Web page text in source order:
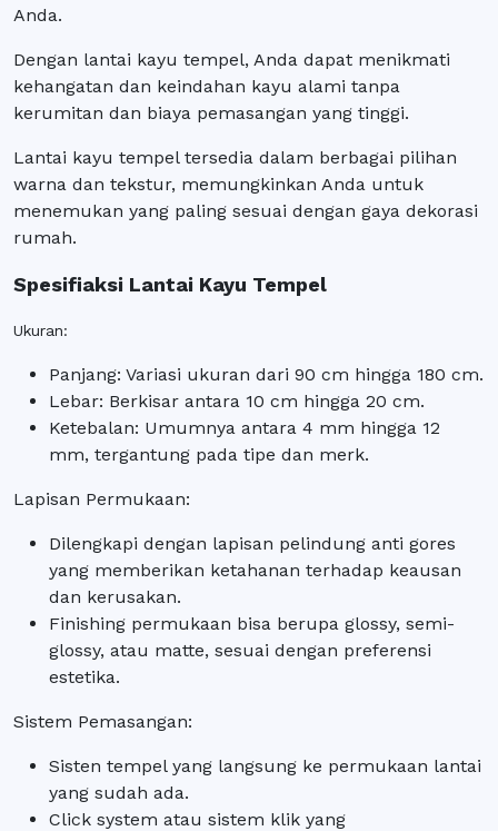
Anda.
Dengan lantai kayu tempel, Anda dapat menikmati
kehangatan dan keindahan kayu alami tanpa
kerumitan dan biaya pemasangan yang tinggi.
Lantai kayu tempel tersedia dalam berbagai pilihan
warna dan tekstur, memungkinkan Anda untuk
menemukan yang paling sesuai dengan gaya dekorasi
rumah.
Spesifiaksi Lantai Kayu Tempel
Ukuran:
Panjang: Variasi ukuran dari 90 cm hingga 180 cm.
Lebar: Berkisar antara 10 cm hingga 20 cm.
Ketebalan: Umumnya antara 4 mm hingga 12
mm, tergantung pada tipe dan merk.
Lapisan Permukaan:
Dilengkapi dengan lapisan pelindung anti gores
yang memberikan ketahanan terhadap keausan
dan kerusakan.
Finishing permukaan bisa berupa glossy, semi-
glossy, atau matte, sesuai dengan preferensi
estetika.
Sistem Pemasangan:
Sisten tempel yang langsung ke permukaan lantai
yang sudah ada.
Click system atau sistem klik yang